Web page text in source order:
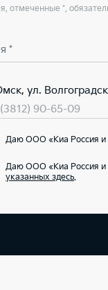
отмеченные *,
*
ул.
90-65-09
Даю ООО «Киа Россия и
Даю ООО «Киа Россия и
указанных здесь.